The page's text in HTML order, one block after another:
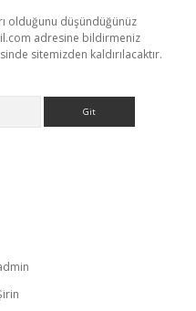
olduğunu düşündüğünüz
adresine bildirmeniz
sitemizden kaldırılacaktır.